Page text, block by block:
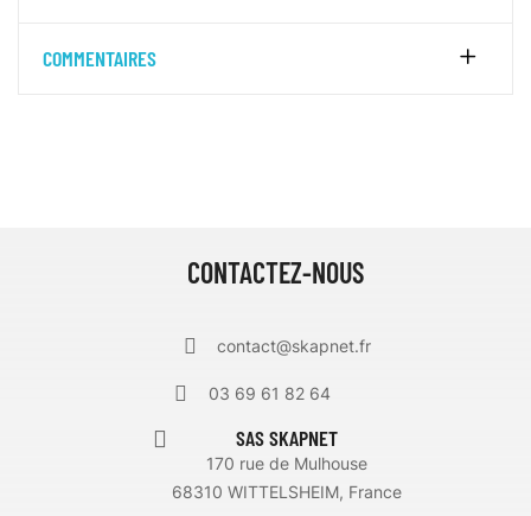
COMMENTAIRES
CONTACTEZ-NOUS
contact@skapnet.fr
03 69 61 82 64
SAS SKAPNET
170 rue de Mulhouse
68310 WITTELSHEIM, France